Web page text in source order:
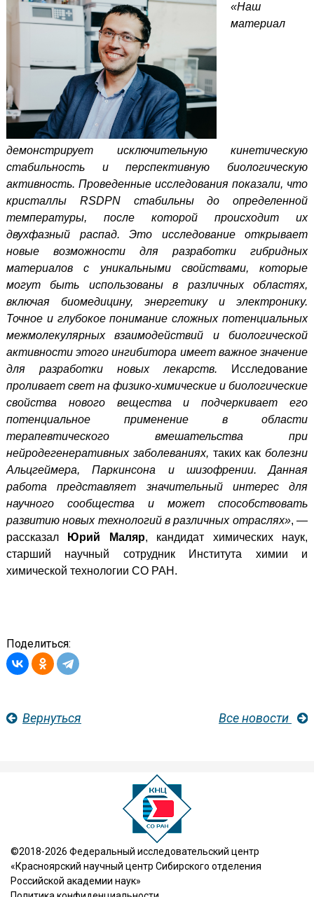
«Наш
материал
демонстрирует исключительную кинетическую
стабильность и перспективную биологическую
активность. Проведенные исследования показали, что
кристаллы RSDPN стабильны до определенной
температуры, после которой происходит их
двухфазный распад.
Это исследование открывает
новые возможности для разработки гибридных
материалов с уникальными свойствами, которые
могут быть использованы в различных областях,
включая биомедицину, энергетику и электронику.
Точное и глубокое понимание сложных потенциальных
межмолекулярных взаимодействий и биологической
активности этого ингибитора имеет важное значение
для разработки новых лекарств.
Исследование
проливает свет на физико-химические и биологические
свойства нового вещества и подчеркивает его
потенциальное применение в области
терапевтического вмешательства при
нейродегенеративных заболеваниях, таких как болезни
Альцгеймера, Паркинсона и шизофрении. Данная
работа представляет значительный интерес для
научного сообщества и может способствовать
развитию новых технологий в различных отраслях», —
рассказал
Юрий Маляр, кандидат химических наук,
старший научный сотрудник Института химии и
химической технологии СО РАН.
Поделиться:
Вернуться Все новости
©2018-2026 Федеральный исследовательский центр
«Красноярский научный центр Сибирского отделения
Российской академии наук»